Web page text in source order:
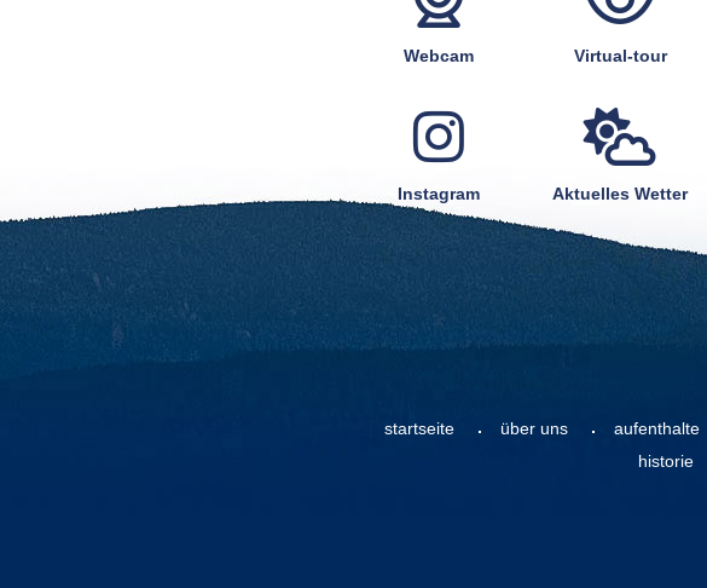
Webcam Virtual-tour
Instagram Aktuelles Wetter
startseite über uns aufenthalte
historie